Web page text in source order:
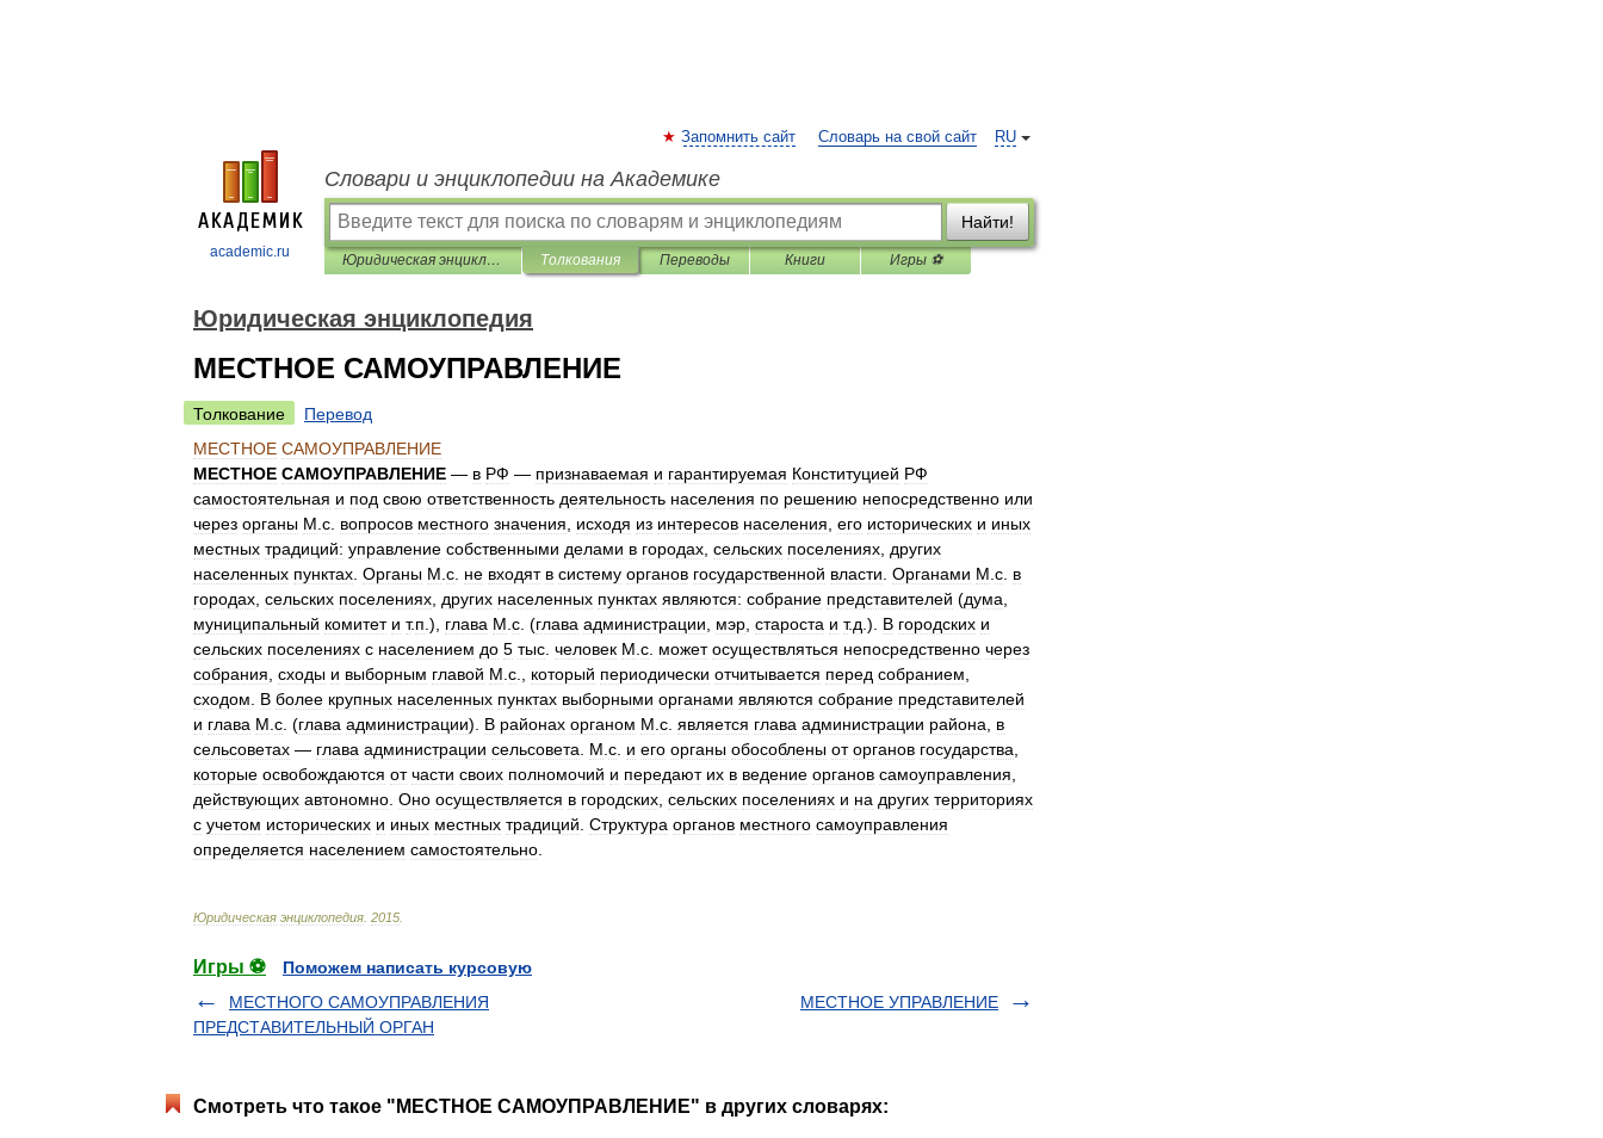
academic.ru
RU
Запомнить сайт Словарь на свой сайт
Словари и энциклопедии на Академике
Найти!
Юридическая энциклопедия Толкования Переводы Книги Игры ⚽
Юридическая энциклопедия
МЕСТНОЕ САМОУПРАВЛЕНИЕ
Толкование
Перевод
МЕСТНОЕ САМОУПРАВЛЕНИЕ
МЕСТНОЕ САМОУПРАВЛЕНИЕ — в РФ — признаваемая и гарантируемая Конституцией РФ
самостоятельная и под свою ответственность деятельность населения по решению непосредственно или
через органы М с вопросов местного значения исходя из интересов населения его исторических и иных
местных традиций: управление собственными делами в городах сельских поселениях других
населенных пунктах Органы М с не входят в систему органов государственной власти Органами М с в
городах сельских поселениях других населенных пунктах являются: собрание представителей (дума
муниципальный комитет и т.п .), глава М с . (глава администрации мэр староста и т.д .). В городских и
сельских поселениях с населением до 5 тыс человек М с может осуществляться непосредственно через
собрания сходы и выборным главой М с который периодически отчитывается перед собранием
сходом
В более крупных населенных пунктах выборными органами являются собрание представителей
и глава М с . (глава администрации). В районах органом М с является глава администрации района
в
сельсоветах — глава администрации сельсовета М с и его органы обособлены от органов государства
которые освобождаются от части своих полномочий и передают их в ведение органов самоуправления
действующих автономно Оно осуществляется в городских сельских поселениях и на других территориях
с учетом исторических и иных местных традиций Структура органов местного самоуправления
определяется населением самостоятельно
Юридическая энциклопедия 2015
Игры ⚽
Поможем написать курсовую
МЕСТНОГО САМОУПРАВЛЕНИЯ
ПРЕДСТАВИТЕЛЬНЫЙ ОРГАН
МЕСТНОЕ УПРАВЛЕНИЕ
Смотреть что такое "МЕСТНОЕ САМОУПРАВЛЕНИЕ" в других словарях: